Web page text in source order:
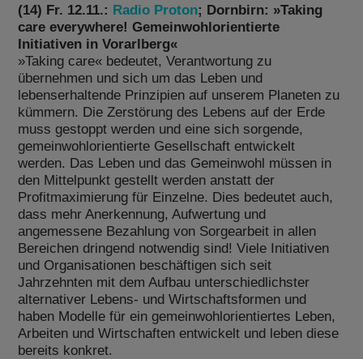
(14) Fr. 12.11.: Radio Proton; Dornbirn: »Taking
care everywhere! Gemeinwohlorientierte
Initiativen in Vorarlberg«
»Taking care« bedeutet, Verantwortung zu
übernehmen und sich um das Leben und
lebenserhaltende Prinzipien auf unserem Planeten zu
kümmern. Die Zerstörung des Lebens auf der Erde
muss gestoppt werden und eine sich sorgende,
gemeinwohlorientierte Gesellschaft entwickelt
werden. Das Leben und das Gemeinwohl müssen in
den Mittelpunkt gestellt werden anstatt der
Profitmaximierung für Einzelne. Dies bedeutet auch,
dass mehr Anerkennung, Aufwertung und
angemessene Bezahlung von Sorgearbeit in allen
Bereichen dringend notwendig sind! Viele Initiativen
und Organisationen beschäftigen sich seit
Jahrzehnten mit dem Aufbau unterschiedlichster
alternativer Lebens- und Wirtschaftsformen und
haben Modelle für ein gemeinwohlorientiertes Leben,
Arbeiten und Wirtschaften entwickelt und leben diese
bereits konkret.